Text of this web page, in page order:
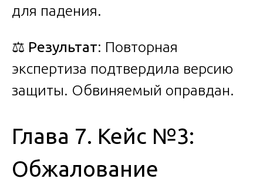
для падения.
⚖️ Результат: Повторная
экспертиза подтвердила версию
защиты. Обвиняемый оправдан.
Глава 7. Кейс №3:
Обжалование